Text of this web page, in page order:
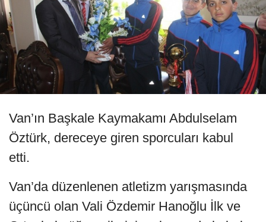
Van’ın Başkale Kaymakamı Abdulselam
Öztürk, dereceye giren sporcuları kabul
etti.
Van’da düzenlenen atletizm yarışmasında
üçüncü olan Vali Özdemir Hanoğlu İlk ve